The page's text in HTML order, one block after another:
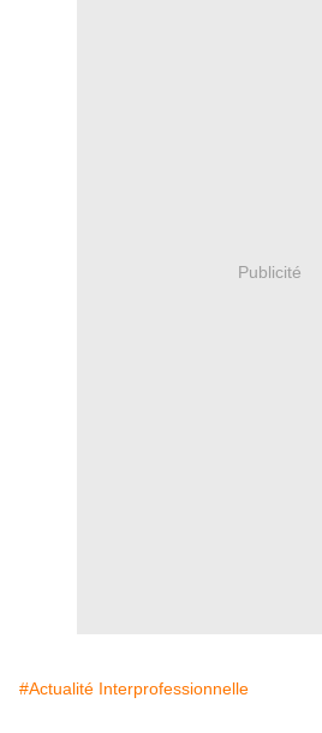
Publicité
#Actualité Interprofessionnelle